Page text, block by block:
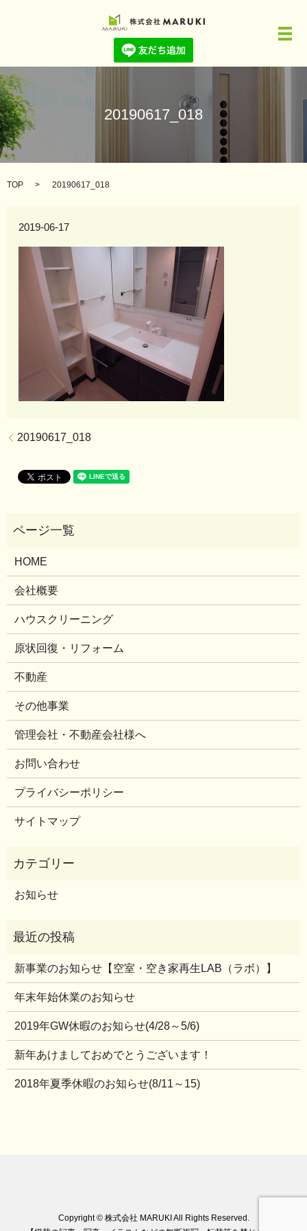
メ
20190617_018
TOP 20190617_018
2019-06-17
20190617_018
HOME
会社概要
ハウスクリーニング
原状回復・リフォーム
不動産
その他事業
管理会社・不動産会社様へ
お問い合わせ
プライバシーポリシー
サイトマップ
お知らせ
新事業のお知らせ【空室・空き家再生LAB（ラボ）】
年末年始休業のお知らせ
2019年GW休暇のお知らせ(4/28～5/6)
新年あけましておめでとうございます！
2018年夏季休暇のお知らせ(8/11～15)
Copyright © 株式会社 MARUKI All Rights Reserved.